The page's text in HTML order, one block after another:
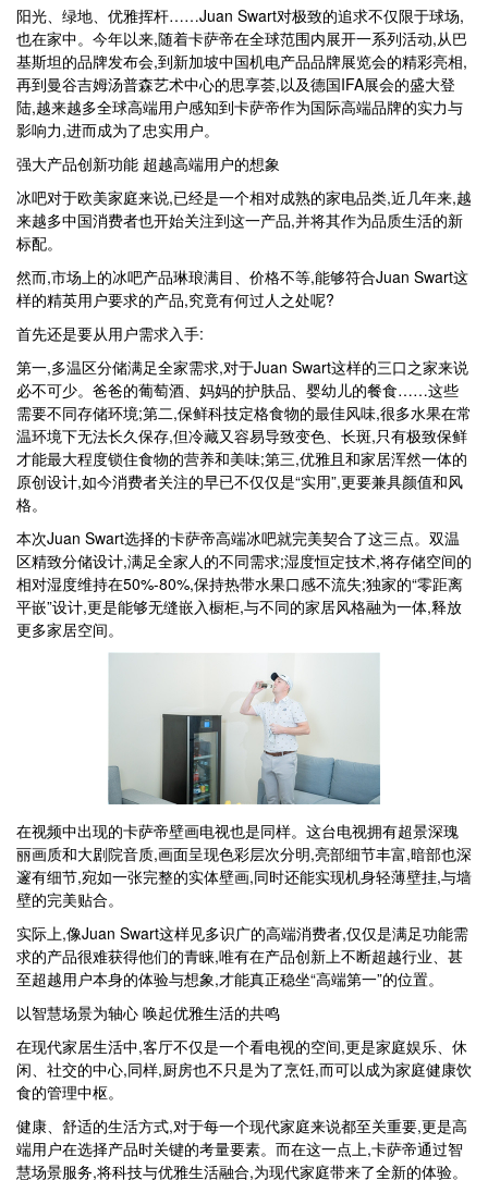
阳光、绿地、优雅挥杆……Juan Swart对极致的追求不仅限于球场,
也在家中。今年以来,随着卡萨帝在全球范围内展开一系列活动,从巴
基斯坦的品牌发布会,到新加坡中国机电产品品牌展览会的精彩亮相,
再到曼谷吉姆汤普森艺术中心的思享荟,以及德国IFA展会的盛大登
陆,越来越多全球高端用户感知到卡萨帝作为国际高端品牌的实力与
影响力,进而成为了忠实用户。
强大产品创新功能 超越高端用户的想象
冰吧对于欧美家庭来说,已经是一个相对成熟的家电品类,近几年来,越
来越多中国消费者也开始关注到这一产品,并将其作为品质生活的新
标配。
然而,市场上的冰吧产品琳琅满目、价格不等,能够符合Juan Swart这
样的精英用户要求的产品,究竟有何过人之处呢?
首先还是要从用户需求入手:
第一,多温区分储满足全家需求,对于Juan Swart这样的三口之家来说
必不可少。爸爸的葡萄酒、妈妈的护肤品、婴幼儿的餐食……这些
需要不同存储环境;第二,保鲜科技定格食物的最佳风味,很多水果在常
温环境下无法长久保存,但冷藏又容易导致变色、长斑,只有极致保鲜
才能最大程度锁住食物的营养和美味;第三,优雅且和家居浑然一体的
原创设计,如今消费者关注的早已不仅仅是“实用”,更要兼具颜值和风
格。
本次Juan Swart选择的卡萨帝高端冰吧就完美契合了这三点。双温
区精致分储设计,满足全家人的不同需求;湿度恒定技术,将存储空间的
相对湿度维持在50%-80%,保持热带水果口感不流失;独家的“零距离
平嵌”设计,更是能够无缝嵌入橱柜,与不同的家居风格融为一体,释放
更多家居空间。
在视频中出现的卡萨帝壁画电视也是同样。这台电视拥有超景深瑰
丽画质和大剧院音质,画面呈现色彩层次分明,亮部细节丰富,暗部也深
邃有细节,宛如一张完整的实体壁画,同时还能实现机身轻薄壁挂,与墙
壁的完美贴合。
实际上,像Juan Swart这样见多识广的高端消费者,仅仅是满足功能需
求的产品很难获得他们的青睐,唯有在产品创新上不断超越行业、甚
至超越用户本身的体验与想象,才能真正稳坐“高端第一”的位置。
以智慧场景为轴心 唤起优雅生活的共鸣
在现代家居生活中,客厅不仅是一个看电视的空间,更是家庭娱乐、休
闲、社交的中心,同样,厨房也不只是为了烹饪,而可以成为家庭健康饮
食的管理中枢。
健康、舒适的生活方式,对于每一个现代家庭来说都至关重要,更是高
端用户在选择产品时关键的考量要素。而在这一点上,卡萨帝通过智
慧场景服务,将科技与优雅生活融合,为现代家庭带来了全新的体验。